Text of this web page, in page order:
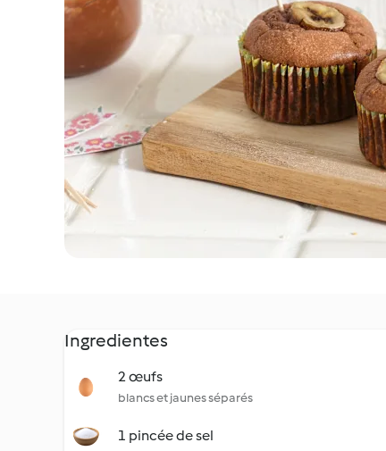
Ingredientes
2 œufs
blancs et jaunes séparés
1 pincée de sel